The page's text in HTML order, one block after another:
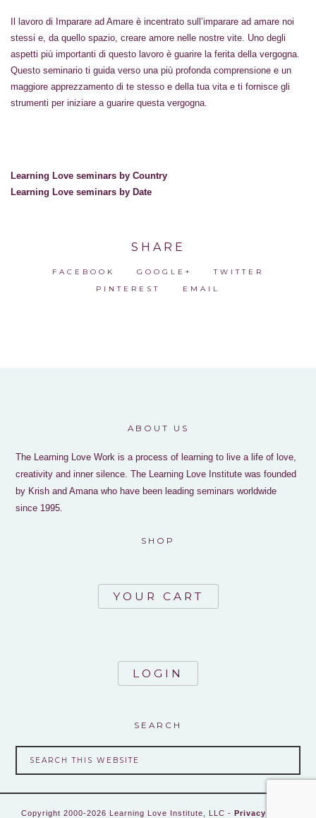
Il lavoro di Imparare ad Amare è incentrato sull’imparare ad amare noi
stessi e, da quello spazio, creare amore nelle nostre vite. Uno degli
aspetti più importanti di questo lavoro è guarire la ferita della vergogna.
Questo seminario ti guida verso una più profonda comprensione e un
maggiore apprezzamento di te stesso e della tua vita e ti fornisce gli
strumenti per iniziare a guarire questa vergogna.
Learning Love seminars by Country
Learning Love seminars by Date
SHARE
FACEBOOK GOOGLE+
TWITTER
PINTEREST
EMAIL
ABOUT US
The Learning Love Work is a process of learning to live a life of love,
creativity and inner silence. The Learning Love Institute was founded
by Krish and Amana who have been leading seminars worldwide
since 1995.
SHOP
YOUR CART
LOGIN
SEARCH
Copyright 2000-2026 Learning Love Institute, LLC - Privacy Policy